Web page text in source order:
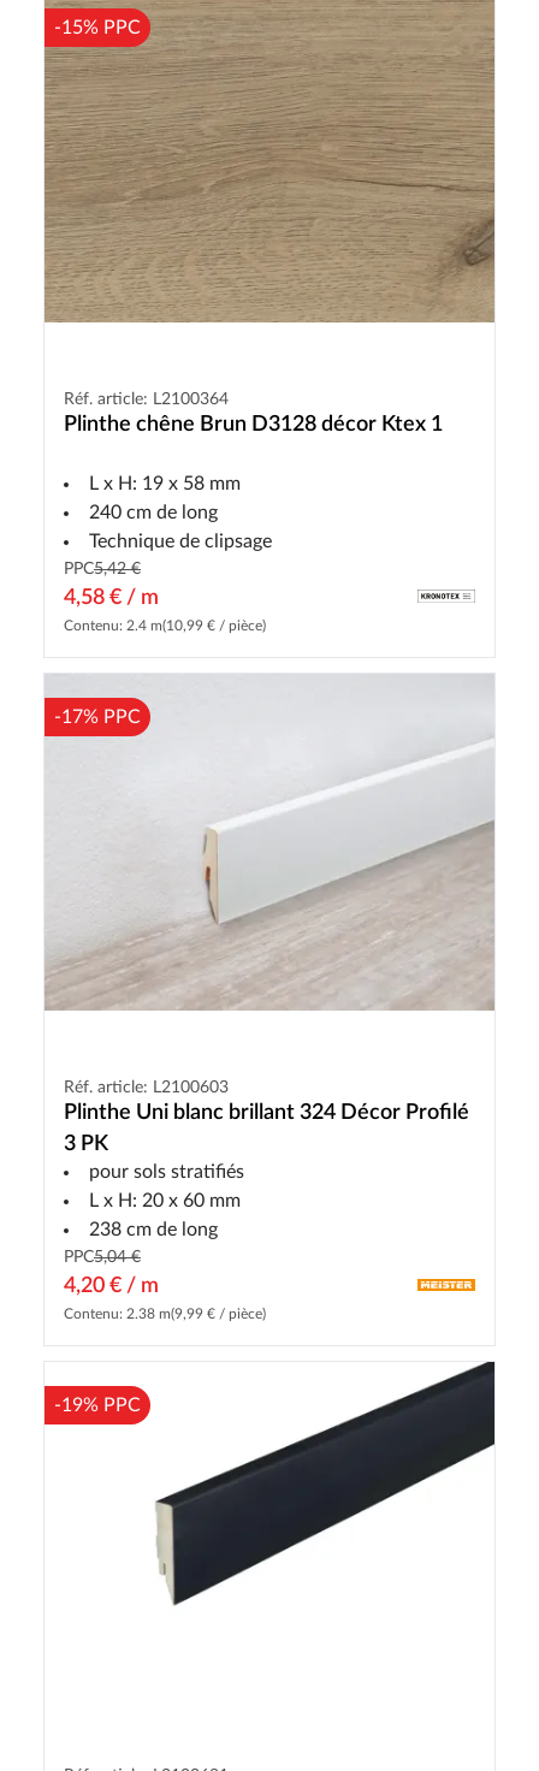
-15% PPC
Réf. article: L2100364
Plinthe chêne Brun D3128 décor Ktex 1
L x H: 19 x 58 mm
240 cm de long
Technique de clipsage
PPC5,42 €
4,58 € / m
Contenu: 2.4 m(10,99 € / pièce)
-17% PPC
Réf. article: L2100603
Plinthe Uni blanc brillant 324 Décor Profilé
3 PK
pour sols stratifiés
L x H: 20 x 60 mm
238 cm de long
PPC5,04 €
4,20 € / m
Contenu: 2.38 m(9,99 € / pièce)
-19% PPC